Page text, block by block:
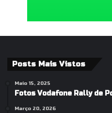
Posts Mais Vistos
Maio 15, 2025
Fotos Vodafone Rally de
Março 20, 2026